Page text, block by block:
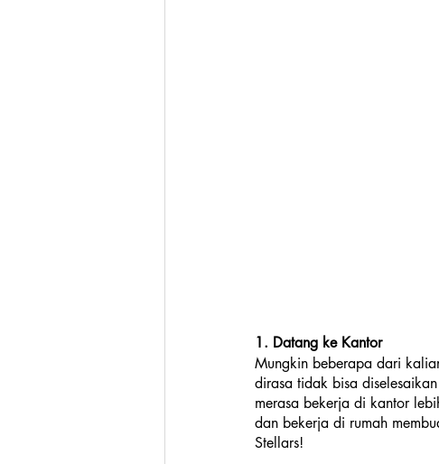
1. Datang ke Kantor
Mungkin beberapa dari
dirasa tidak bisa
merasa bekerja di kantor
dan bekerja di rumah
Stellars!